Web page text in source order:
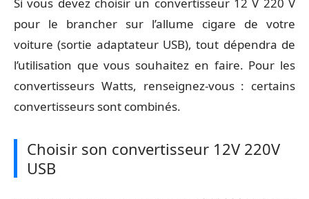
pour le brancher sur l’allume cigare de votre
voiture (sortie adaptateur USB), tout dépendra de
l’utilisation que vous souhaitez en faire. Pour les
convertisseurs Watts, renseignez-vous : certains
convertisseurs sont combinés.
Choisir son convertisseur 12V 220V
USB